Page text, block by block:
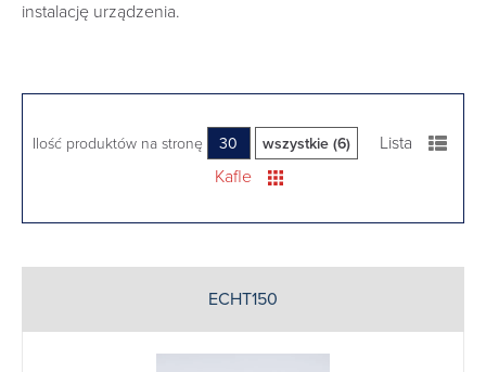
instalację urządzenia.
Ilość produktów na stronę 30 wszystkie (6)
Lista
Kafle
ECHT150